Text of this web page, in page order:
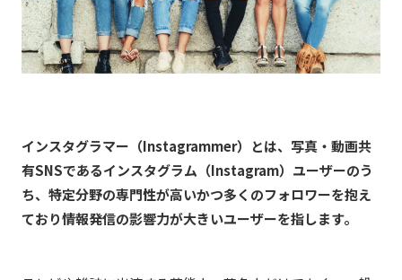
インスタグラマー （Instagrammer）とは、写真・動画共
有SNSであるインスタグラム（Instagram）ユーザーのう
ち、特定分野の専門性が高いかつ多くのフォロワーを抱え
ており情報発信の影響力が大きいユーザーを指します。